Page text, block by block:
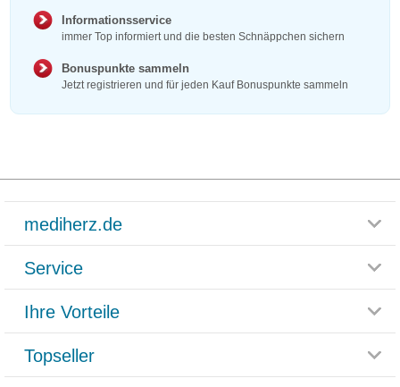
Informationsservice
immer Top informiert und die besten Schnäppchen sichern
Bonuspunkte sammeln
Jetzt registrieren und für jeden Kauf Bonuspunkte sammeln
mediherz.de
Glossar
Häufig gestellte Fragen
Datenschutz
Service
Rücksendemöglichkeit
Paketlieferstatus
Ihre Vorteile
Rezeptlieferung
Bonusprogramm
Topseller